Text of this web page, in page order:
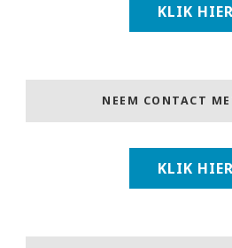
KLIK
NEEM CONTACT
KLIK